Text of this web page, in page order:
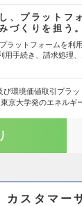
、プラットフ
づくりを担う。
ラットフォームを利
用手続き、請求処理、
び環境価値取引プラ
京大学発のエネルギ
カスタマー